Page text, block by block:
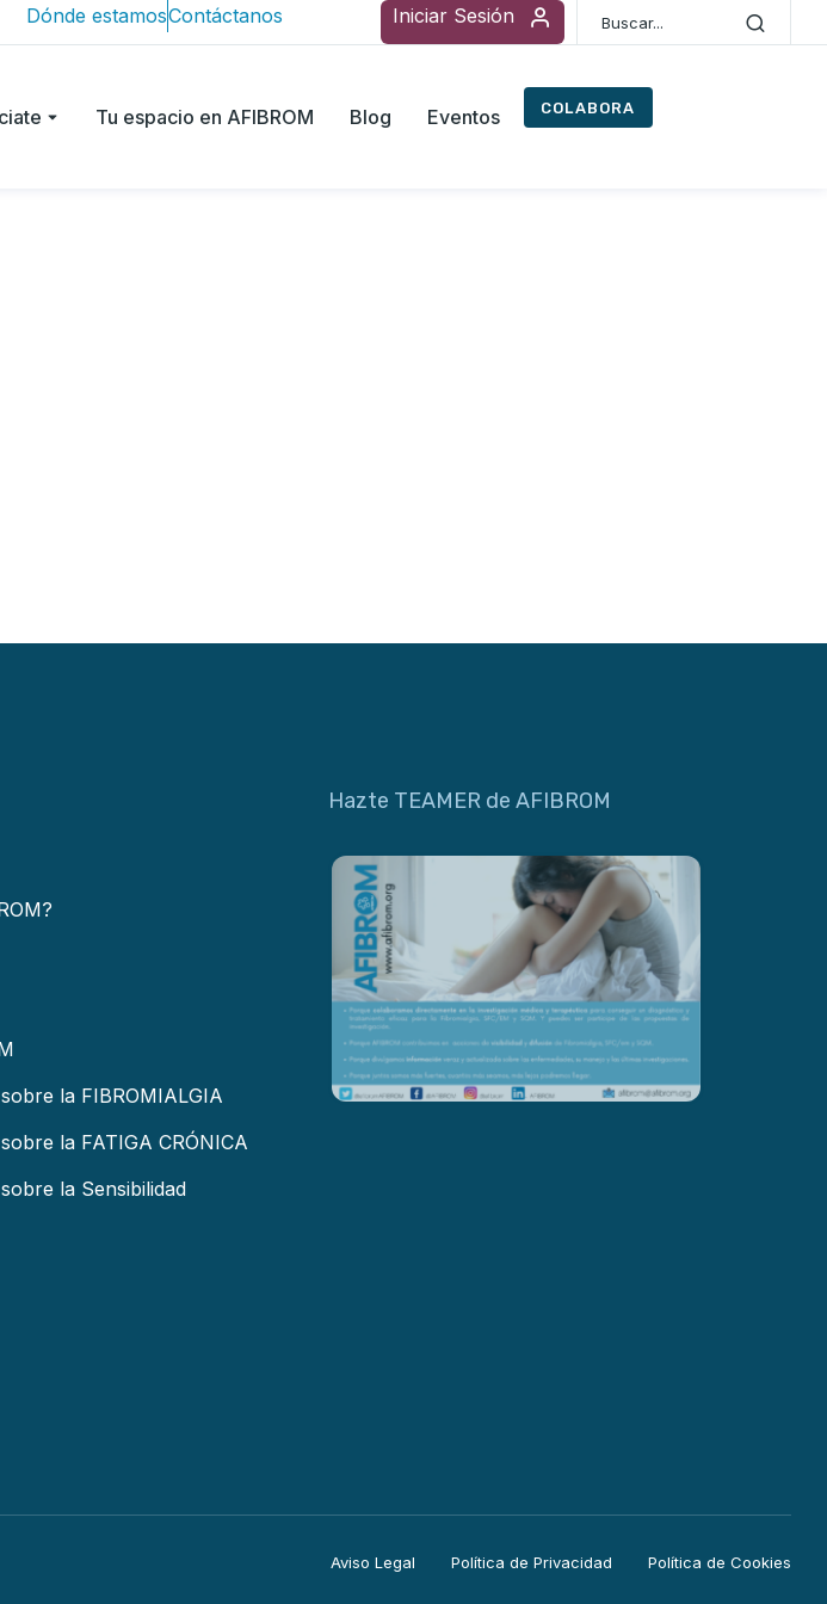
Dónde estamosContáctanos Iniciar Sesión
Tu espacio en AFIBROM Blog Eventos COLABORA
la FIBROMIALGIA
la FATIGA CRÓNICA
la Sensibilidad
Hazte TEAMER de AFIBROM
Aviso Legal Política de Privacidad Política de Cookies